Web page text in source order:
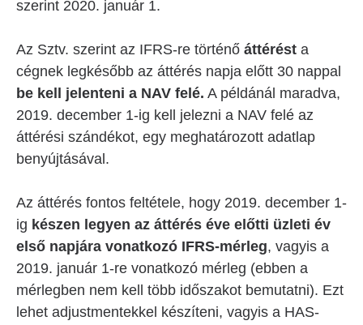
szerint 2020. január 1.
Az Sztv. szerint az IFRS-re történő áttérést a
cégnek legkésőbb az áttérés napja előtt 30 nappal
be kell jelenteni a NAV felé. A példánál maradva,
2019. december 1-ig kell jelezni a NAV felé az
áttérési szándékot, egy meghatározott adatlap
benyújtásával.
Az áttérés fontos feltétele, hogy 2019. december 1-
ig készen legyen az áttérés éve előtti üzleti év
első napjára vonatkozó IFRS-mérleg, vagyis a
2019. január 1-re vonatkozó mérleg (ebben a
mérlegben nem kell több időszakot bemutatni). Ezt
lehet adjustmentekkel készíteni, vagyis a HAS-